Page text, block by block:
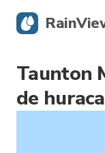
Taunton
de
Radar en